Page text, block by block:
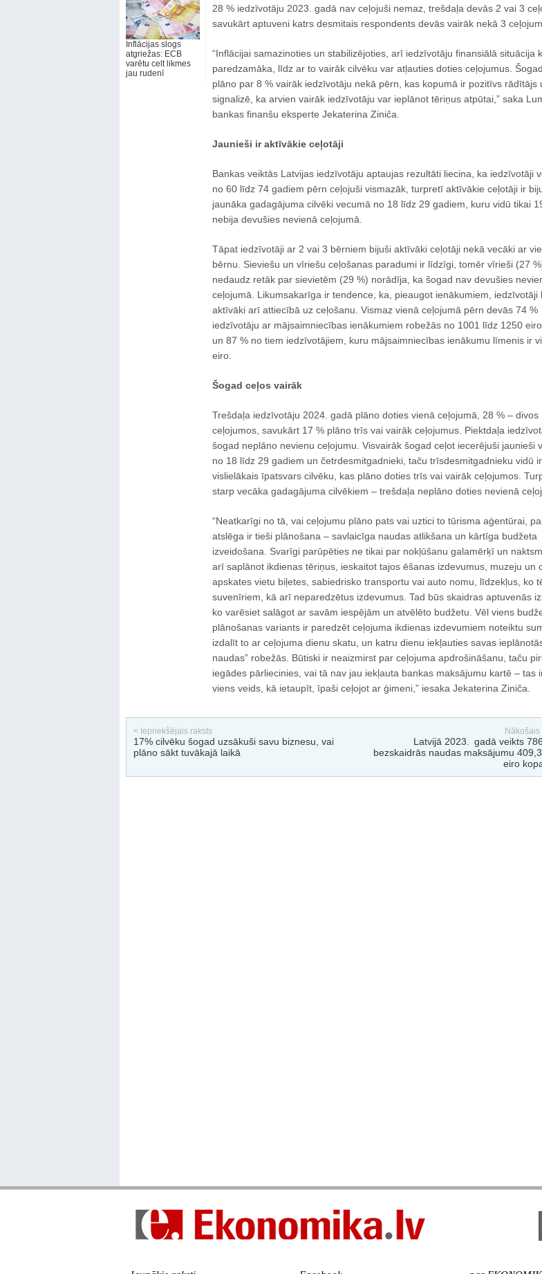
Inflācijas slogs
atgriežas: ECB
varētu celt likmes
jau rudenī
28 % iedzīvotāju 2023. gadā nav ceļojuši nemaz, trešdaļa devās 2 vai 3
savukārt aptuveni katrs desmitais respondents devās vairāk nekā 3
“Inflācijai samazinoties un stabilizējoties, arī iedzīvotāju finansiālā situācija
paredzamāka, līdz ar to vairāk cilvēku var atļauties doties ceļojumus.
plāno par 8 % vairāk iedzīvotāju nekā pērn, kas kopumā ir pozitīvs rādītājs
signalizē, ka arvien vairāk iedzīvotāju var ieplānot tēriņus atpūtai,” saka
bankas finanšu eksperte Jekaterina Ziniča.
Jaunieši ir aktīvākie ceļotāji
Bankas veiktās Latvijas iedzīvotāju aptaujas rezultāti liecina, ka iedzīvotāji
no 60 līdz 74 gadiem pērn ceļojuši vismazāk, turpretī aktīvākie ceļotāji ir
jaunāka gadagājuma cilvēki vecumā no 18 līdz 29 gadiem, kuru vidū tikai
nebija devušies nevienā ceļojumā.
Tāpat iedzīvotāji ar 2 vai 3 bērniem bijuši aktīvāki ceļotāji nekā vecāki ar
bērnu. Sieviešu un vīriešu ceļošanas paradumi ir līdzīgi, tomēr vīrieši (27
nedaudz retāk par sievietēm (29 %) norādīja, ka šogad nav devušies
ceļojumā. Likumsakarīga ir tendence, ka, pieaugot ienākumiem, iedzīvotāji
aktīvāki arī attiecībā uz ceļošanu. Vismaz vienā ceļojumā pērn devās 74 %
iedzīvotāju ar mājsaimniecības ienākumiem robežās no 1001 līdz 1250
un 87 % no tiem iedzīvotājiem, kuru mājsaimniecības ienākumu līmenis ir
eiro.
Šogad ceļos vairāk
Trešdaļa iedzīvotāju 2024. gadā plāno doties vienā ceļojumā, 28 % – divos
ceļojumos, savukārt 17 % plāno trīs vai vairāk ceļojumus. Piektdaļa
šogad neplāno nevienu ceļojumu. Visvairāk šogad ceļot iecerējuši jaunieši
no 18 līdz 29 gadiem un četrdesmitgadnieki, taču trīsdesmitgadnieku vidū ir
vislielākais īpatsvars cilvēku, kas plāno doties trīs vai vairāk ceļojumos.
starp vecāka gadagājuma cilvēkiem – trešdaļa neplāno doties nevienā
“Neatkarīgi no tā, vai ceļojumu plāno pats vai uztici to tūrisma aģentūrai,
atslēga ir tieši plānošana – savlaicīga naudas atlikšana un kārtīga budžeta
izveidošana. Svarīgi parūpēties ne tikai par nokļūšanu galamērķī un
arī saplānot ikdienas tēriņus, ieskaitot tajos ēšanas izdevumus, muzeju un
apskates vietu biļetes, sabiedrisko transportu vai auto nomu, līdzekļus, ko
suvenīriem, kā arī neparedzētus izdevumus. Tad būs skaidras aptuvenās
ko varēsiet salāgot ar savām iespējām un atvēlēto budžetu. Vēl viens
plānošanas variants ir paredzēt ceļojuma ikdienas izdevumiem noteiktu
izdalīt to ar ceļojuma dienu skatu, un katru dienu iekļauties savas
naudas” robežās. Būtiski ir neaizmirst par ceļojuma apdrošināšanu, taču
iegādes pārliecinies, vai tā nav jau iekļauta bankas maksājumu kartē – tas
viens veids, kā ietaupīt, īpaši ceļojot ar ģimeni,” iesaka Jekaterina Ziniča.
< Iepriekšējais raksts
17% cilvēku šogad uzsākuši savu biznesu, vai
plāno sākt tuvākajā laikā
Nākošais
Latvijā 2023. gadā veikts
bezskaidrās naudas maksājumu
eiro